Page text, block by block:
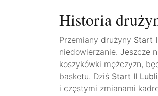
Historia
Przemiany drużyny Start
niedowierzanie. Jeszcze
koszykówki mężczyzn,
basketu. Dziś Start II
i częstymi zmianami